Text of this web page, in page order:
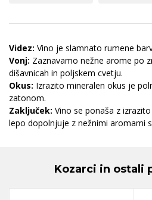
Videz: Vino je slamnato rumene
Vonj: Zaznavamo nežne arome po
dišavnicah in poljskem cvetju.
Okus: Izrazito mineralen okus je
zatonom.
Zaključek: Vino se ponaša z
lepo dopolnjuje z nežnimi aromami
Kozarci in ostali